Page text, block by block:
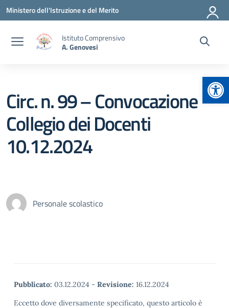
Vai ai contenuti
Vai al menu di navigazione
Vai al footer
Ministero dell'Istruzione e del Merito
Istituto Comprensivo
A. Genovesi
Circ. n. 99 – Convocazione
Collegio dei Docenti
10.12.2024
Personale scolastico
Pubblicato: 03.12.2024 - Revisione: 16.12.2024
Eccetto dove diversamente specificato, questo articolo è